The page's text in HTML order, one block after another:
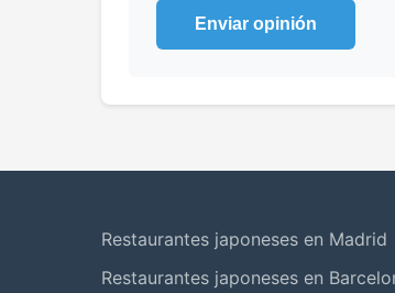
Enviar opinión
Restaurantes japoneses en Madrid
Restaurantes japoneses en